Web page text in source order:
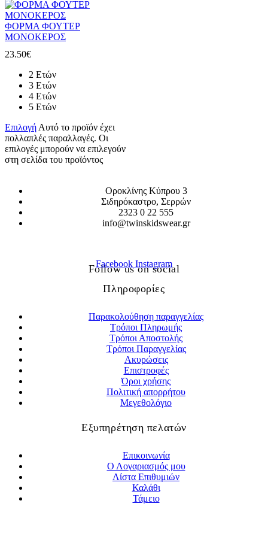
ΦΟΡΜΑ ΦΟΥΤΕΡ
ΜΟΝΟΚΕΡΟΣ
23.50€
2 Ετών
3 Ετών
4 Ετών
5 Ετών
ΕπιλογήΑυτό το προϊόν έχει
πολλαπλές παραλλαγές. Οι
επιλογές μπορούν να επιλεγούν
στη σελίδα του προϊόντος
Οροκλίνης Κύπρου 3
Σιδηρόκαστρο, Σερρών
2323 0 22 555
info@twinskidswear.gr
Follow us on social
Facebook Instagram
Πληροφορίες
Παρακολούθηση παραγγελίας
Τρόποι Πληρωμής
Τρόποι Αποστολής
Τρόποι Παραγγελίας
Ακυρώσεις
Επιστροφές
Όροι χρήσης
Πολιτική απορρήτου
Μεγεθολόγιο
Εξυπηρέτηση πελατών
Επικοινωνία
Ο Λογαριασμός μου
Λίστα Επιθυμιών
Καλάθι
Τάμειο